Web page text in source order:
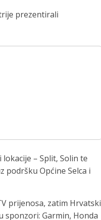
prezentirali
– Split, Solin te
podršku Općine Selca i
prijenosa, zatim Hrvatski
sponzori: Garmin, Honda